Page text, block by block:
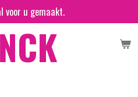
voor u gemaakt.